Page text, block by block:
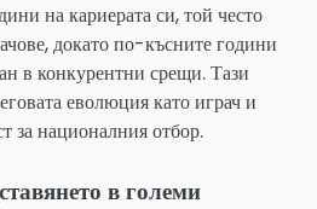
на кариерата си, той често
докато по-късните години
в конкурентни срещи. Тази
еволюция като играч и
за националния отбор.
в големи